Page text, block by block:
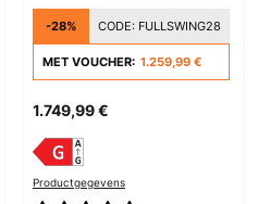
Wijnkoelkast 2 Zones
Zwart
-28% CODE: FULLSWING28
MET VOUCHER: 1.259,99 €
1.749,99 €
Productgegevens